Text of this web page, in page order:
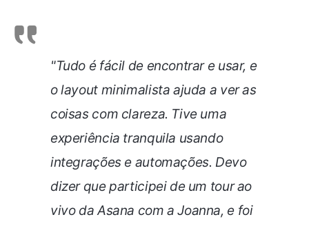
"Tudo é fácil de encontrar e usar, e
o layout minimalista ajuda a ver as
coisas com clareza. Tive uma
experiência tranquila usando
integrações e automações. Devo
dizer que participei de um tour ao
vivo da Asana com a Joanna, e foi